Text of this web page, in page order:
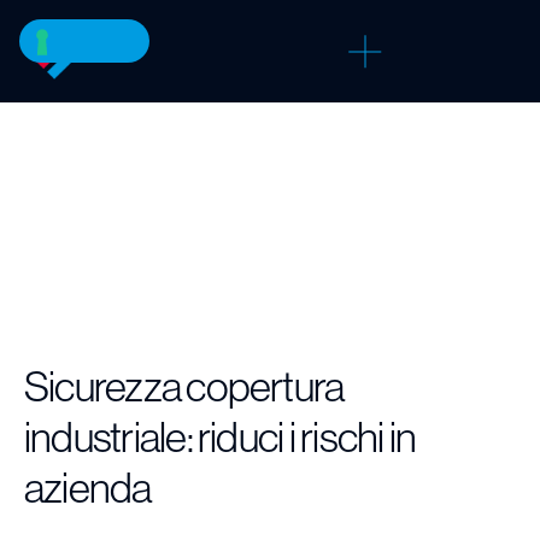
Sicurezza copertura
industriale: riduci i rischi in
azienda